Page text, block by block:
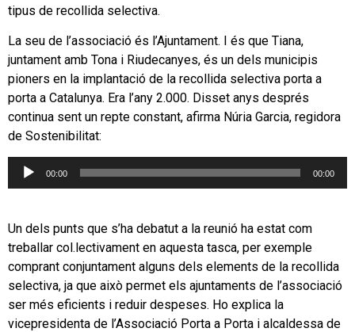
tipus de recollida selectiva.
La seu de l’associació és l’Ajuntament. I és que Tiana,
juntament amb Tona i Riudecanyes, és un dels municipis
pioners en la implantació de la recollida selectiva porta a
porta a Catalunya. Era l’any 2.000. Disset anys després
continua sent un repte constant, afirma Núria Garcia, regidora
de Sostenibilitat:
Reproductor
00:00 00:00
Un dels punts que s’ha debatut a la reunió ha estat com
treballar col.lectivament en aquesta tasca, per exemple
comprant conjuntament alguns dels elements de la recollida
selectiva, ja que això permet els ajuntaments de l’associació
ser més eficients i reduir despeses. Ho explica la
vicepresidenta de l’Associació Porta a Porta i alcaldessa de